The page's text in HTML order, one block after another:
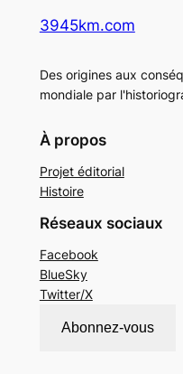
3945km.com
Des origines aux
mondiale par
À propos
Projet éditorial
Histoire
Réseaux sociaux
Facebook
BlueSky
Twitter/X
Abonnez-vous